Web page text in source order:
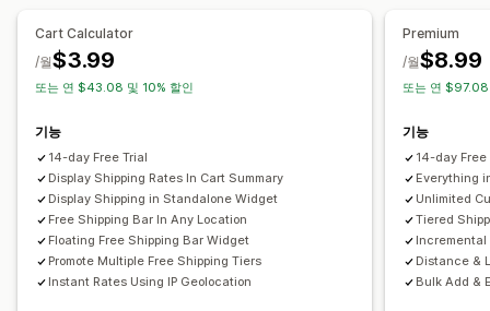
여러 통화
사용자 지정 규칙
Cart Calculator
$3.99
/월
또는 연 $43.08 및 10% 할인
기능
14-day Free Trial
Display Shipping Rates In Cart Summary
Display Shipping in Standalone Widget
Free Shipping Bar In Any Location
Floating Free Shipping Bar Widget
Promote Multiple Free Shipping Tiers
Instant Rates Using IP Geolocation
Premium
$8.99
/월
또는 연
기능
14-day Free
Everything
Unlimited
Tiered
Distance &
Bulk Add &